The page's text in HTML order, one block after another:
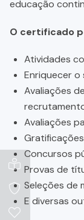
educação
O certificado
Atividades
Enriquecer o
Avaliações
Avaliações
Concursos
Provas de
Seleções de
E diversas